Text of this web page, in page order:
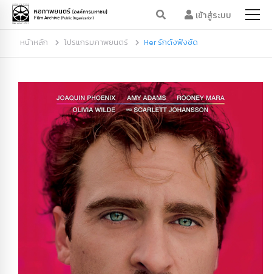
เข้าสู่ระบบ
หน้าหลัก โปรแกรมภาพยนตร์ Her รักดังฟังชัด